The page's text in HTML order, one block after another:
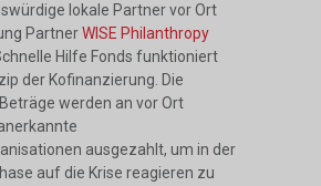
lokale Partner vor Ort
PartnerWISE Philanthropy
Schnelle Hilfe Fonds funktioniert
der Kofinanzierung. Die
werden an vor Ort
ausgezahlt, um in der
auf die Krise reagieren zu